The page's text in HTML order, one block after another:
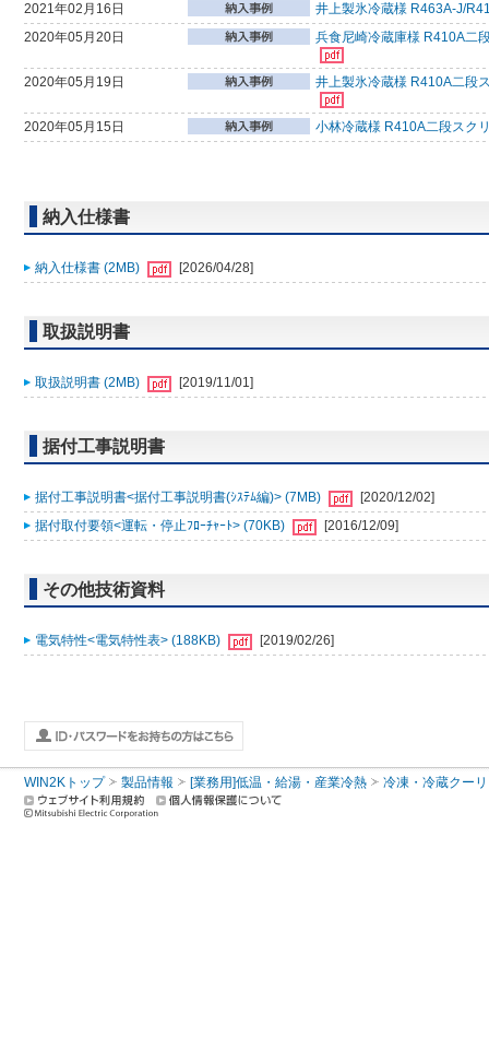
2021年02月16日
井上製氷冷蔵様 R463A-J/
2020年05月20日
兵食尼崎冷蔵庫様 R410A二
2020年05月19日 井上製氷冷蔵様 R410A二段
2020年05月15日 小林冷蔵様 R410A二段スク
納入仕様書
納入仕様書 (2MB) [2026/04/28]
取扱説明書
取扱説明書 (2MB) [2019/11/01]
据付工事説明書
据付工事説明書<据付工事説明書(ｼｽﾃﾑ編)> (7MB)
[2020/12/02]
据付取付要領<運転・停止ﾌﾛｰﾁｬｰﾄ> (70KB)
[2016/12/09]
その他技術資料
電気特性<電気特性表> (188KB) [2019/02/26]
WIN2Kトップ 製品情報 [業務用]低温・給湯・産業冷熱 冷凍・冷蔵クー